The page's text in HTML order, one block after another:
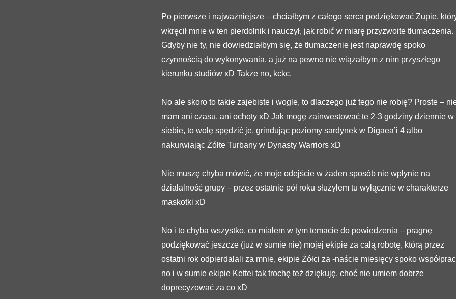
Po pierwsze i najważniejsze – chciałbym z całego serca podziękować Zupie,
wkręcił mnie w ten pierdolnik i nauczył, jak robić w miarę przyzwoite tłumaczenia.
Gdyby nie ty, nie dowiedziałbym się, że tłumaczenie jest naprawdę spoko
czynnością do wykonywania, a już na pewno nie wiązałbym z nim przyszłego
kierunku studiów xD Także no, kckc.
No ale skoro to takie zajebiste i wogle, to dlaczego już tego nie robię? Proste –
mam ani czasu, ani ochoty xD Jak mogę zainwestować te 2-3 godziny dziennie w
siebie, to wolę spędzić je, grindując poziomy sardynek w Digaea’i 4 albo
nakurwiając Żółte Turbany w Dynasty Warriors xD
Nie muszę chyba mówić, że moje odejście w żaden sposób nie wpłynie na
działalność grupy – przez ostatnie pół roku służyłem tu wyłącznie w charakterze
maskotki xD
No i to chyba wszystko, co miałem w tym temacie do powiedzenia – pragnę
podziękować jeszcze (już w sumie nie) mojej ekipie za całą robotę, którą przez
ostatni rok odpierdalali za mnie, ekipie Żółci za -naście miesięcy spoko
no i w sumie ekipie Kettei tak trochę też dziękuję, choć nie umiem dobrze
doprecyzować za co xD